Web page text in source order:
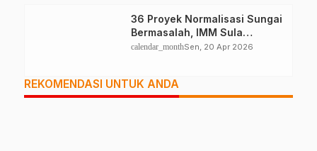
36 Proyek Normalisasi Sungai
Bermasalah, IMM Sula
Singgung Peran Kapolda
calendar_monthSen, 20 Apr 2026
REKOMENDASI UNTUK ANDA